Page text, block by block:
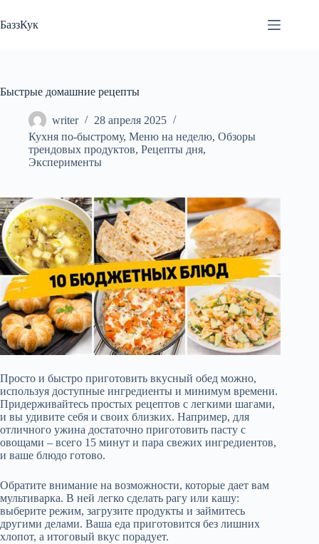
к
сути
БаззКук
Быстрые домашние рецепты
writer
28 апреля 2025
Кухня по-быстрому, Меню на неделю, Обзоры
трендовых продуктов, Рецепты дня,
Эксперименты
Просто и быстро приготовить вкусный обед можно,
используя доступные ингредиенты и минимум времени.
Придерживайтесь простых рецептов с легкими шагами,
и вы удивите себя и своих близких. Например, для
отличного ужина достаточно приготовить пасту с
овощами – всего 15 минут и пара свежих ингредиентов,
и ваше блюдо готово.
Обратите внимание на возможности, которые дает вам
мультиварка. В ней легко сделать рагу или кашу:
выберите режим, загрузите продукты и займитесь
другими делами. Ваша еда приготовится без лишних
хлопот, а итоговый вкус порадует.